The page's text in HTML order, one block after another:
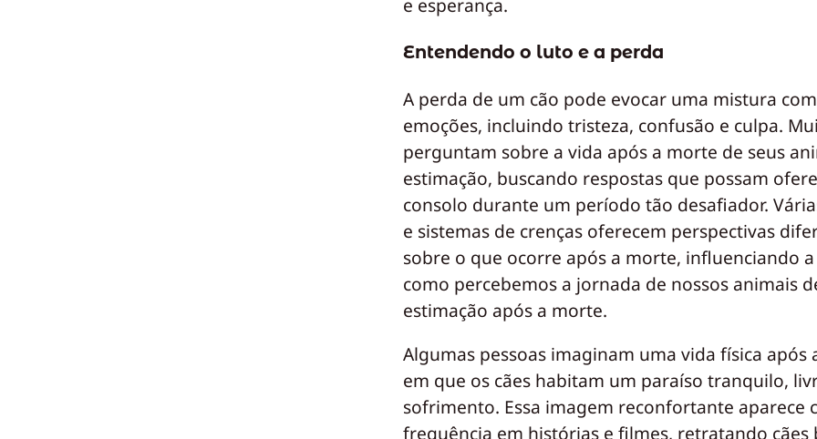
e esperança.
Entendendo o luto e a perda
A perda de um cão pode evocar uma mistura
emoções, incluindo tristeza, confusão e culpa.
perguntam sobre a vida após a morte de seus
estimação, buscando respostas que possam
consolo durante um período tão desafiador.
e sistemas de crenças oferecem perspectivas
sobre o que ocorre após a morte, influenciando
como percebemos a jornada de nossos animais
estimação após a morte.
Algumas pessoas imaginam uma vida física após
em que os cães habitam um paraíso tranquilo,
sofrimento. Essa imagem reconfortante aparece
frequência em histórias e filmes, retratando cães